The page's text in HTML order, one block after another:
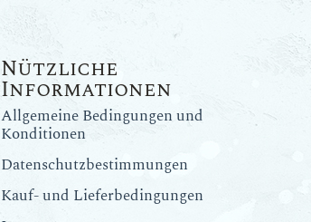
Nützliche
Informationen
Allgemeine Bedingungen und
Konditionen
Datenschutzbestimmungen
Kauf- und Lieferbedingungen